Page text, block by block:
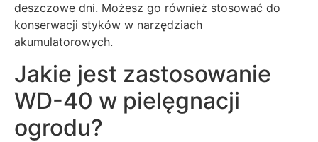
deszczowe dni. Możesz go również stosować do
konserwacji styków w narzędziach
akumulatorowych.
Jakie jest zastosowanie
WD-40 w pielęgnacji
ogrodu?